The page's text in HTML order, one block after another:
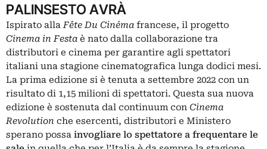
PALINSESTO AVRÀ
Ispirato allaFête Du Cinéma francese, il progetto
Cinema in Festa è nato dalla collaborazione tra
distributori e cinema per garantire agli spettatori
italiani una stagione cinematografica lunga dodici mesi.
La prima edizione si è tenuta a settembre 2022 con un
risultato di 1,15 milioni di spettatori. Questa sua nuova
edizione è sostenuta dal continuum con Cinema
Revolution che esercenti, distributori e Ministero
sperano possa invogliare lo spettatore a frequentare le